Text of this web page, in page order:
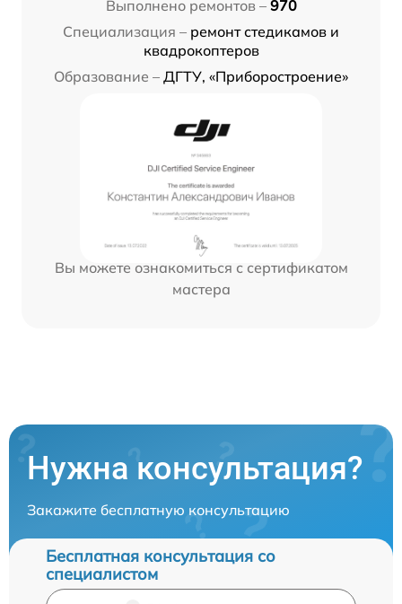
Выполнено ремонтов – 970
Специализация – ремонт стедикамов и
квадрокоптеров
Образование – ДГТУ, «Приборостроение»
Вы можете ознакомиться с сертификатом
мастера
Нужна консультация?
Закажите бесплатную консультацию
Бесплатная консультация со
специалистом